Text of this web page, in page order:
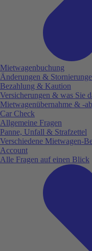
Mietwagenbuchung
Änderungen &
Bezahlung & Kaution
Versicherungen & was Sie
Mietwagenübernahme & -
Car Check
Allgemeine Fragen
Panne, Unfall & Strafzettel
Verschiedene Mietwagen-
Account
Alle Fragen auf einen Blick